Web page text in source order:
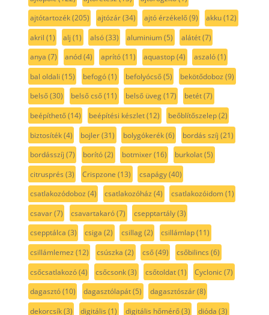
ajtótartozék(205) ajtózár(34) ajtó érzékelő(9) akku(12)
akril (1) alj (1) alsó(33) aluminium(5) alátét(7)
anya (7) anód(4) aprító(11) aquastop(4) aszaló(1)
bal oldali (15) befogó(1) befolyócső(5) bekötődoboz (9)
belső(30) belső cső(11) belső üveg(17) betét(7)
beépíthető(14) beépítési készlet(12) beőblítőszelep(2)
biztosíték(4) bojler(31) bolygókerék(6) bordás szíj (21)
bordásszíj (7) borító(2) botmixer(16) burkolat(5)
citrusprés (3) Crispzone (13) csapágy(40)
csatlakozódoboz (4) csatlakozóház (4) csatlakozóidom(1)
csavar(7) csavartakaró(7) csepptartály(3)
csepptálca (3) csiga (2) csillag(2) csillámlap(11)
csillámlemez (12) csúszka (2) cső(49) csőbilincs (6)
csőcsatlakozó(4) csőcsonk(3) csőtoldat(1) Cyclonic(7)
dagasztó(10) dagasztólapát(5) dagasztószár(8)
dekorcsík(3) digitális (1) digitális hőmérő(3) dióda (3)